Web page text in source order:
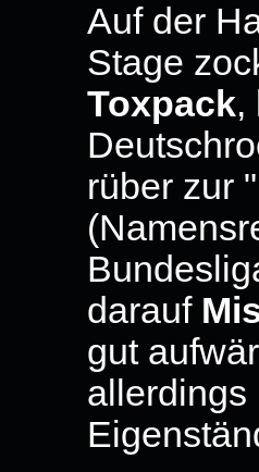
Auf der
Stage
Toxpack,
rüber zur
darauf
gut
allerdings